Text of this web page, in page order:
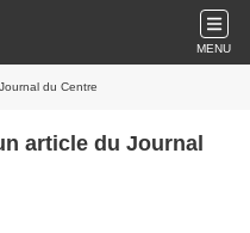
MENU
du Centre
article du Journal